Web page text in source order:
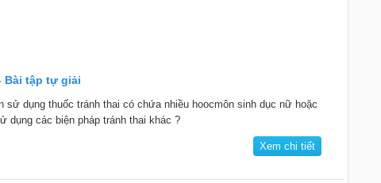
Bài tập tự giải
dụng thuốc tránh thai có chứa nhiều hoocmôn sinh dục nữ hoặc
dụng các biện pháp tránh thai khác ?
Xem chi tiết